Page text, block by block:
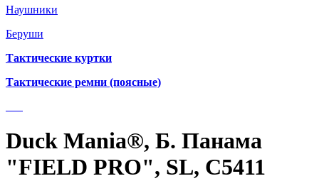
Наушники
Беруши
Тактические куртки
Тактические ремни (поясные)
Duck Mania®, Б. Панама
"FIELD PRO", SL, С5411